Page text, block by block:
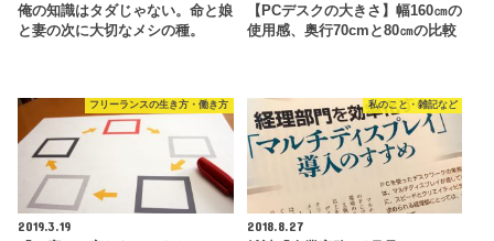
俺の知識はタダじゃない。命と娘
と妻の次に大切なメシの種。
【PCデスクの大きさ】幅160㎝の
使用感、奥行70cmと80㎝の比較
フリーランスの生き方・働き方
2019.3.19
私のこと・雑記など
2018.8.27